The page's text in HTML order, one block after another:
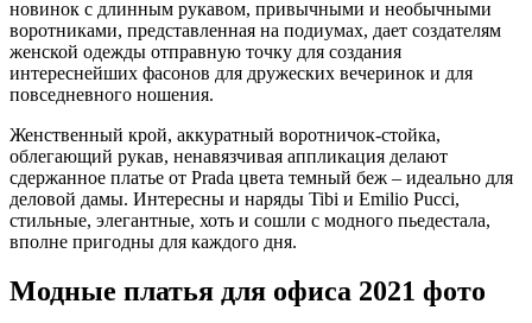
новинок с длинным рукавом, привычными и необычными
воротниками, представленная на подиумах, дает создателям
женской одежды отправную точку для создания
интереснейших фасонов для дружеских вечеринок и для
повседневного ношения.
Женственный крой, аккуратный воротничок-стойка,
облегающий рукав, ненавязчивая аппликация делают
сдержанное платье от Prada цвета темный беж – идеально для
деловой дамы. Интересны и наряды Tibi и Emilio Pucci,
стильные, элегантные, хоть и сошли с модного пьедестала,
вполне пригодны для каждого дня.
Модные платья для офиса 2021 фото